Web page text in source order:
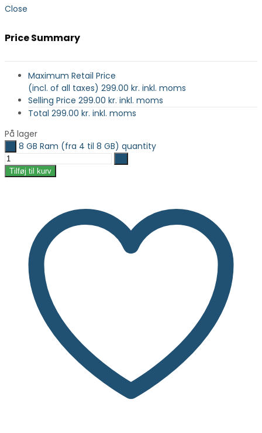
Close
Price Summary
Maximum Retail Price
(incl. of all taxes) 299.00 kr. inkl. moms
Selling Price 299.00 kr. inkl. moms
Total 299.00 kr. inkl. moms
På lager
8 GB Ram (fra 4 til 8 GB) quantity
Tilføj til kurv